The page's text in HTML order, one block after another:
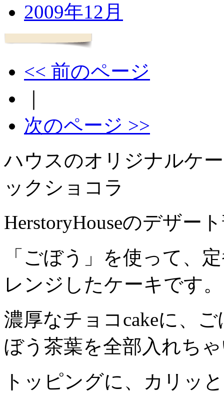
2009年12月
<< 前のページ
次のページ >>
ハウスのオリジナルケ
ックショコラ
HerstoryHouseのデザー
「ごぼう」を使って、
レンジしたケーキです。
濃厚なチョコcakeに、
ぼう茶葉を全部入れち
トッピングに、カリッ